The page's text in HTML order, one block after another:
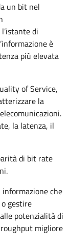
un bit nel
di
è
più elevata
of Service,
la
la latenza, il
di bit rate
informazione che
gestire
potenzialità di
migliore